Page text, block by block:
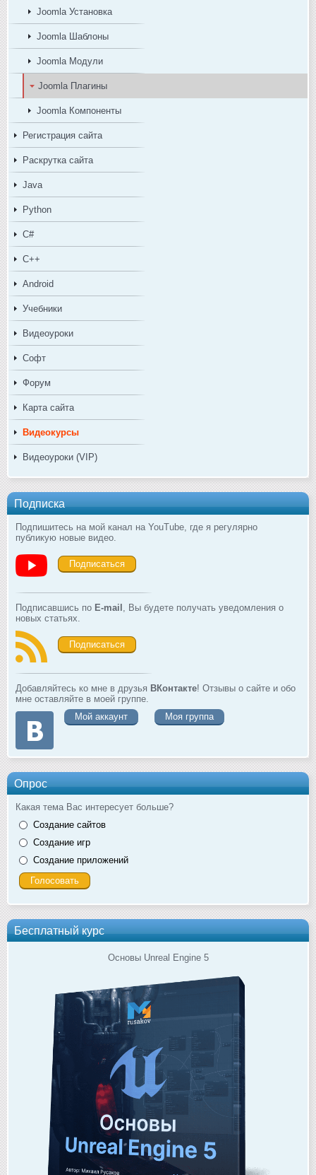
Joomla Установка
Joomla Шаблоны
Joomla Модули
Joomla Плагины
Joomla Компоненты
Регистрация сайта
Раскрутка сайта
Java
Python
C#
C++
Android
Учебники
Видеоуроки
Софт
Форум
Карта сайта
Видеокурсы
Видеоуроки (VIP)
Подписка
Подпишитесь на мой канал на YouTube, где я регулярно
публикую новые видео.
Подписаться
Подписавшись по E-mail
, Вы будете получать уведомления о
новых статьях.
Подписаться
Добавляйтесь ко мне в друзья ВКонтакте! Отзывы о сайте и обо
мне оставляйте в моей группе.
Мой аккаунт
Моя группа
Опрос
Какая тема Вас интересует больше?
Создание сайтов
Создание игр
Создание приложений
Бесплатный курс
Основы Unreal Engine 5